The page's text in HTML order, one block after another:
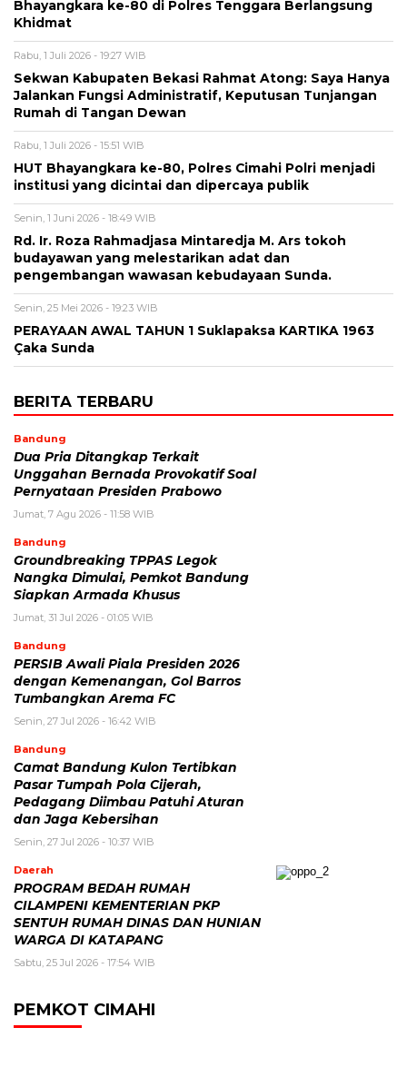
Bhayangkara ke-80 di Polres Tenggara Berlangsung
Khidmat
Rabu, 1 Juli 2026 - 19:27 WIB
Sekwan Kabupaten Bekasi Rahmat Atong: Saya Hanya
Jalankan Fungsi Administratif, Keputusan Tunjangan
Rumah di Tangan Dewan
Rabu, 1 Juli 2026 - 15:51 WIB
HUT Bhayangkara ke-80, Polres Cimahi Polri menjadi
institusi yang dicintai dan dipercaya publik
Senin, 1 Juni 2026 - 18:49 WIB
Rd. Ir. Roza Rahmadjasa Mintaredja M. Ars tokoh
budayawan yang melestarikan adat dan
pengembangan wawasan kebudayaan Sunda.
Senin, 25 Mei 2026 - 19:23 WIB
PERAYAAN AWAL TAHUN 1 Suklapaksa KARTIKA 1963
Çaka Sunda
BERITA TERBARU
Bandung
Dua Pria Ditangkap Terkait
Unggahan Bernada Provokatif Soal
Pernyataan Presiden Prabowo
Jumat, 7 Agu 2026 - 11:58 WIB
Bandung
Groundbreaking TPPAS Legok
Nangka Dimulai, Pemkot Bandung
Siapkan Armada Khusus
Jumat, 31 Jul 2026 - 01:05 WIB
Bandung
PERSIB Awali Piala Presiden 2026
dengan Kemenangan, Gol Barros
Tumbangkan Arema FC
Senin, 27 Jul 2026 - 16:42 WIB
Bandung
Camat Bandung Kulon Tertibkan
Pasar Tumpah Pola Cijerah,
Pedagang Diimbau Patuhi Aturan
dan Jaga Kebersihan
Senin, 27 Jul 2026 - 10:37 WIB
Daerah
PROGRAM BEDAH RUMAH
CILAMPENI KEMENTERIAN PKP
SENTUH RUMAH DINAS DAN HUNIAN
WARGA DI KATAPANG
Sabtu, 25 Jul 2026 - 17:54 WIB
PEMKOT CIMAHI